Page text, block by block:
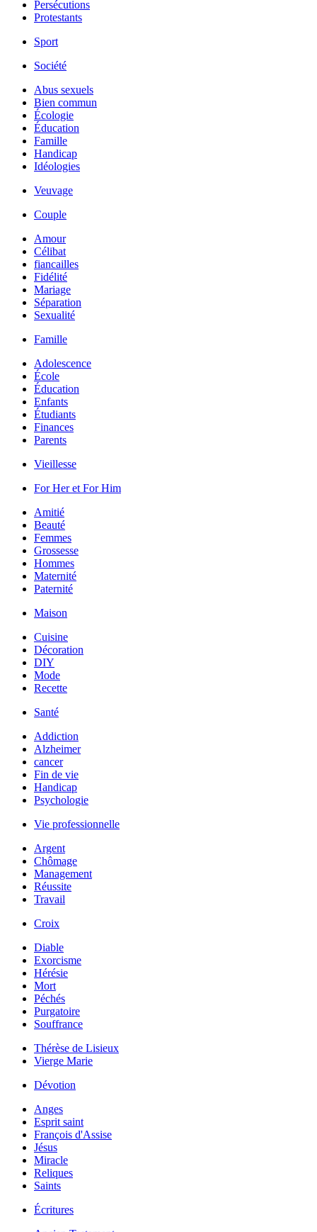
Persécutions
Protestants
Sport
Société
Abus sexuels
Bien commun
Écologie
Éducation
Famille
Handicap
Idéologies
Veuvage
Couple
Amour
Célibat
fiancailles
Fidélité
Mariage
Séparation
Sexualité
Famille
Adolescence
École
Éducation
Enfants
Étudiants
Finances
Parents
Vieillesse
For Her et For Him
Amitié
Beauté
Femmes
Grossesse
Hommes
Maternité
Paternité
Maison
Cuisine
Décoration
DIY
Mode
Recette
Santé
Addiction
Alzheimer
cancer
Fin de vie
Handicap
Psychologie
Vie professionnelle
Argent
Chômage
Management
Réussite
Travail
Croix
Diable
Exorcisme
Hérésie
Mort
Péchés
Purgatoire
Souffrance
Thérèse de Lisieux
Vierge Marie
Dévotion
Anges
Esprit saint
François d'Assise
Jésus
Miracle
Reliques
Saints
Écritures